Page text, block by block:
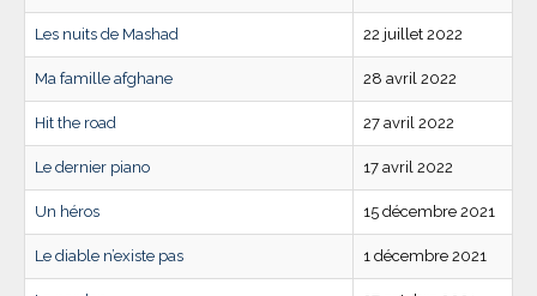
Les nuits de Mashad 22 juillet 2022
Ma famille afghane 28 avril 2022
Hit the road 27 avril 2022
Le dernier piano 17 avril 2022
Un héros 15 décembre 2021
Le diable n’existe pas 1 décembre 2021